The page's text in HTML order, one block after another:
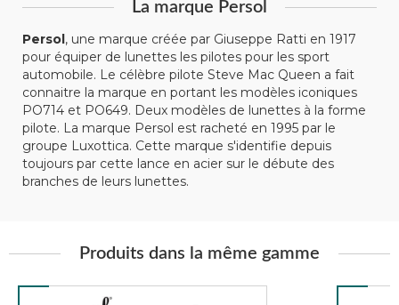
La marque Persol
Persol, une marque créée par Giuseppe Ratti en 1917
pour équiper de lunettes les pilotes pour les sport
automobile. Le célèbre pilote Steve Mac Queen a fait
connaitre la marque en portant les modèles iconiques
PO714 et PO649. Deux modèles de lunettes à la forme
pilote. La marque Persol est racheté en 1995 par le
groupe Luxottica. Cette marque s'identifie depuis
toujours par cette lance en acier sur le débute des
branches de leurs lunettes.
Produits dans la même gamme